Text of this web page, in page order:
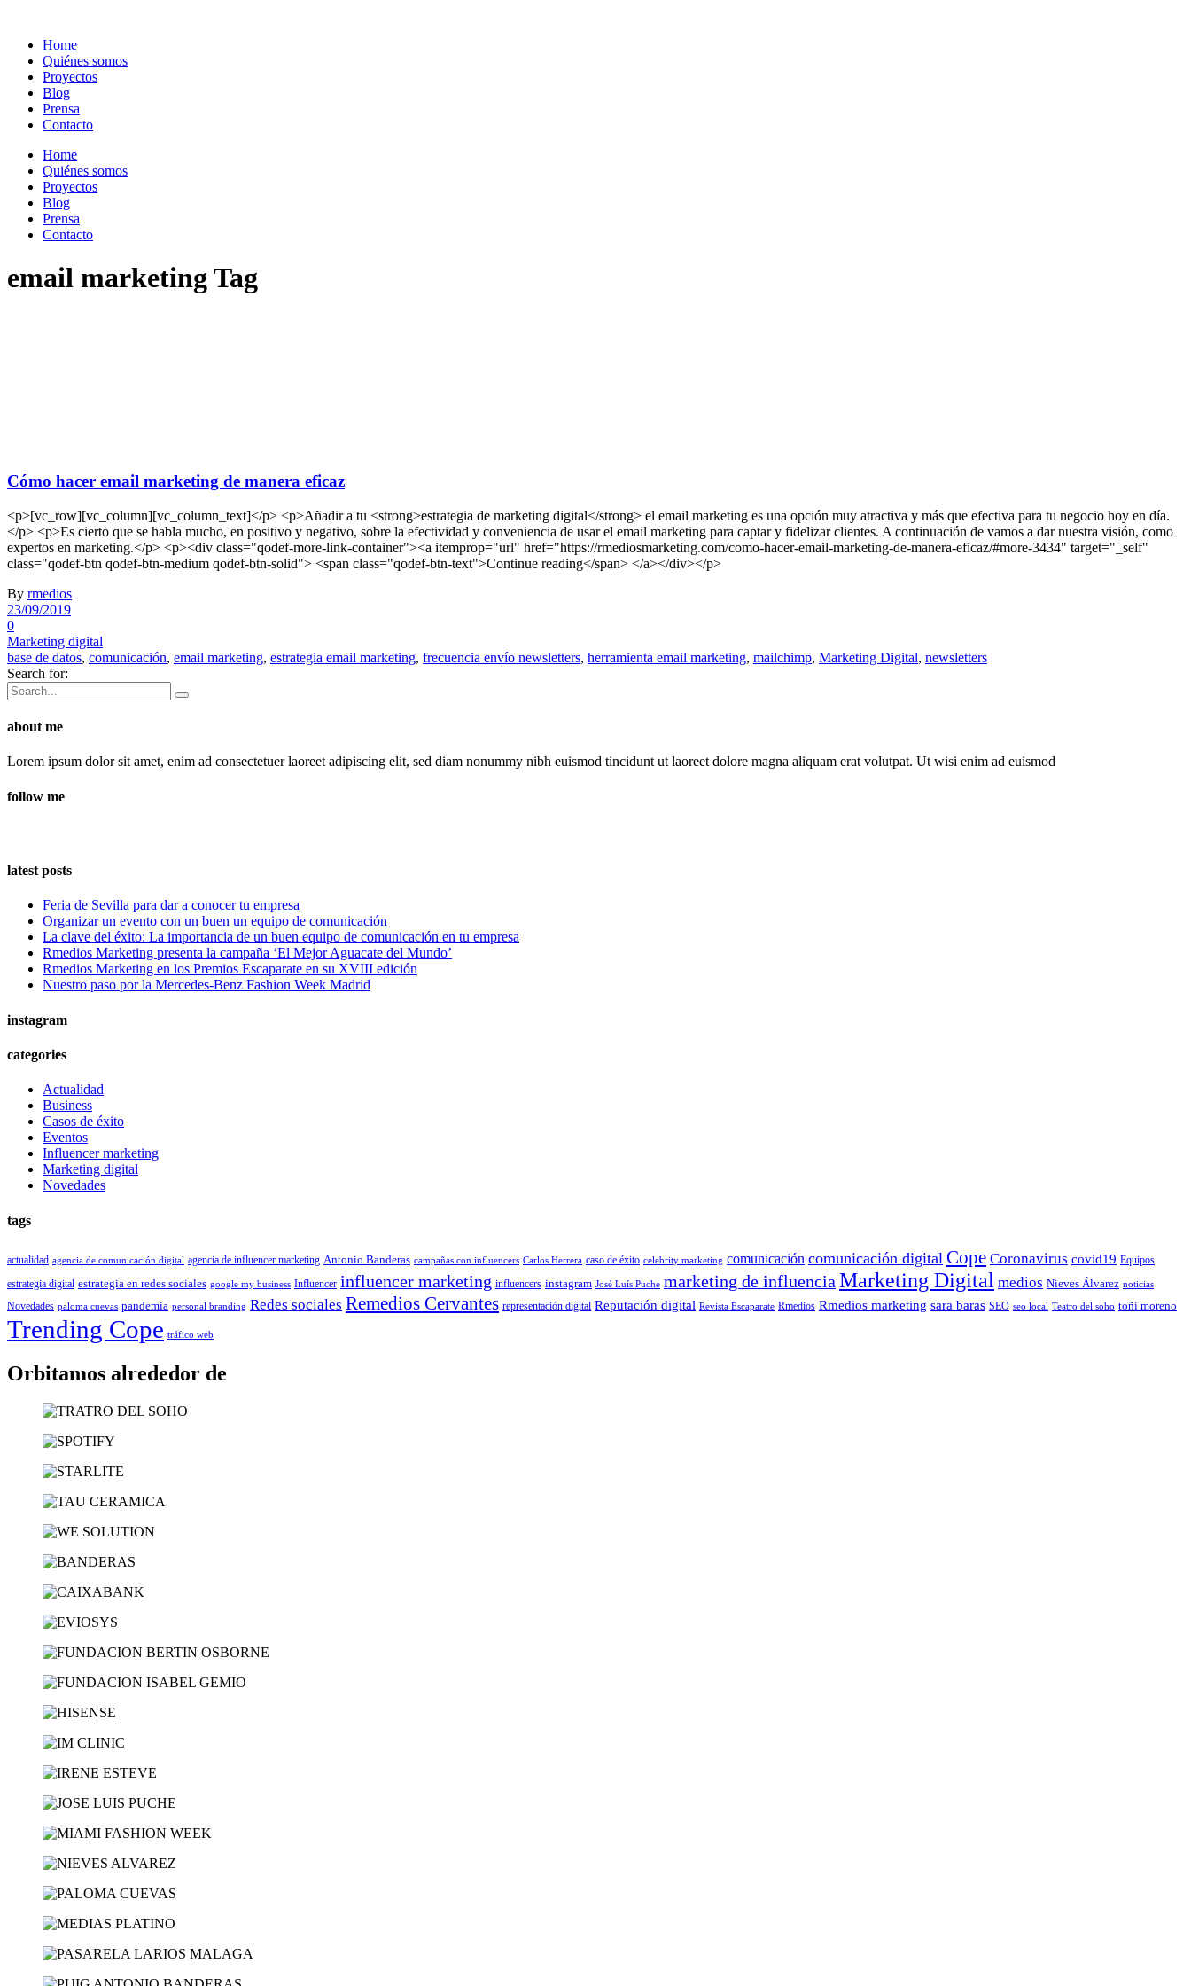
Home
Quiénes somos
Proyectos
Blog
Prensa
Contacto
Home
Quiénes somos
Proyectos
Blog
Prensa
Contacto
email marketing Tag
Cómo hacer email marketing de manera eficaz
<p>[vc_row][vc_column][vc_column_text]</p> <p>Añadir a tu <strong>estrategia de marketing digital</strong> el email marketing es una opción muy atractiva y más que efectiva para tu negocio hoy en día.
</p> <p>Es cierto que se habla mucho, en positivo y negativo, sobre la efectividad y conveniencia de usar el email marketing para captar y fidelizar clientes. A continuación de vamos a dar nuestra visión, como
expertos en marketing.</p> <p><div class="qodef-more-link-container"><a itemprop="url" href="https://rmediosmarketing.com/como-hacer-email-marketing-de-manera-eficaz/#more-3434" target="_self"
class="qodef-btn qodef-btn-medium qodef-btn-solid"> <span class="qodef-btn-text">Continue reading</span> </a></div></p>
By rmedios
23/09/2019
0
Marketing digital
base de datos, comunicación, email marketing, estrategia email marketing, frecuencia envío newsletters, herramienta email marketing, mailchimp, Marketing Digital, newsletters
Search for:
about me
Lorem ipsum dolor sit amet, enim ad consectetuer laoreet adipiscing elit, sed diam nonummy nibh euismod tincidunt ut laoreet dolore magna aliquam erat volutpat. Ut wisi enim ad euismod
follow me
latest posts
Feria de Sevilla para dar a conocer tu empresa
Organizar un evento con un buen un equipo de comunicación
La clave del éxito: La importancia de un buen equipo de comunicación en tu empresa
Rmedios Marketing presenta la campaña ‘El Mejor Aguacate del Mundo’
Rmedios Marketing en los Premios Escaparate en su XVIII edición
Nuestro paso por la Mercedes-Benz Fashion Week Madrid
instagram
categories
Actualidad
Business
Casos de éxito
Eventos
Influencer marketing
Marketing digital
Novedades
tags
actualidad agencia de comunicación digital agencia de influencer marketing Antonio Banderas campañas con influencers Carlos Herrera caso de éxito celebrity marketing comunicación comunicación digital Cope Coronavirus covid19 Equipos
estrategia digital estrategia en redes sociales google my business Influencer influencer marketing influencers instagram José Luís Puche marketing de influencia Marketing Digital medios Nieves Álvarez noticias
Novedades paloma cuevas pandemia personal branding Redes sociales Remedios Cervantes representación digital Reputación digital Revista Escaparate Rmedios Rmedios marketing sara baras SEO seo local Teatro del soho toñi moreno
Trending Cope tráfico web
Orbitamos alrededor de